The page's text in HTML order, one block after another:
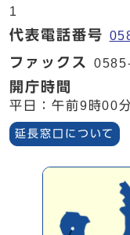
1
代表電話番号
ファックス
開庁時間
平日：午前9時00
延長窓口について